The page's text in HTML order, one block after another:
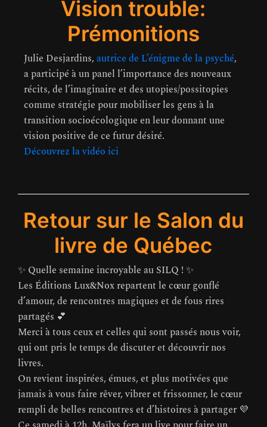
Vision trouble:
Prémonitions
Julie Desjardins,autrice de L’énigme de la psyché,
a participé à un panel l’importance des nouveaux
récits, de l’imaginaire et des utopies/possitopies
comme stratégie pour mobiliser les gens à la
transition socioécologique en leur donnant une
vision positive de ce futur désiré.
Découvrez la vidéo ici
Retour sur le Salon du
livre de Québec
✨ Quelle semaine incroyable au SILQ ! ✨
Les Éditions Lux&Nox repartent le cœur gonflé
d’amour, de rencontres magiques et de fous rires
partagés 💕
Merci à tous ceux et celles qui sont passés nous voir,
qui ont pris le temps de discuter et découvrir nos
livres.
On revient inspirées, émues, et plus motivées que
jamais à vous faire rêver, vibrer et frissonner, le cœur
rempli de belles rencontres et d’histoires à partager 💜